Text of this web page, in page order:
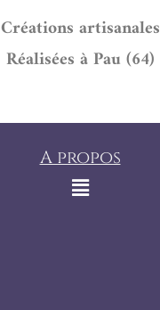
Créations artisanales
Réalisées à Pau (64)
A propos